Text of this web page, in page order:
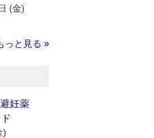
(金)
っと見る »
妊薬
)